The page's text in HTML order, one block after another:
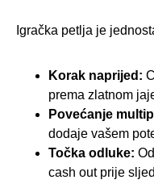
Igračka petlja je
Korak naprijed:
prema zlatnom
Povećanje
dodaje vašem
Točka odluke:
cash out prije